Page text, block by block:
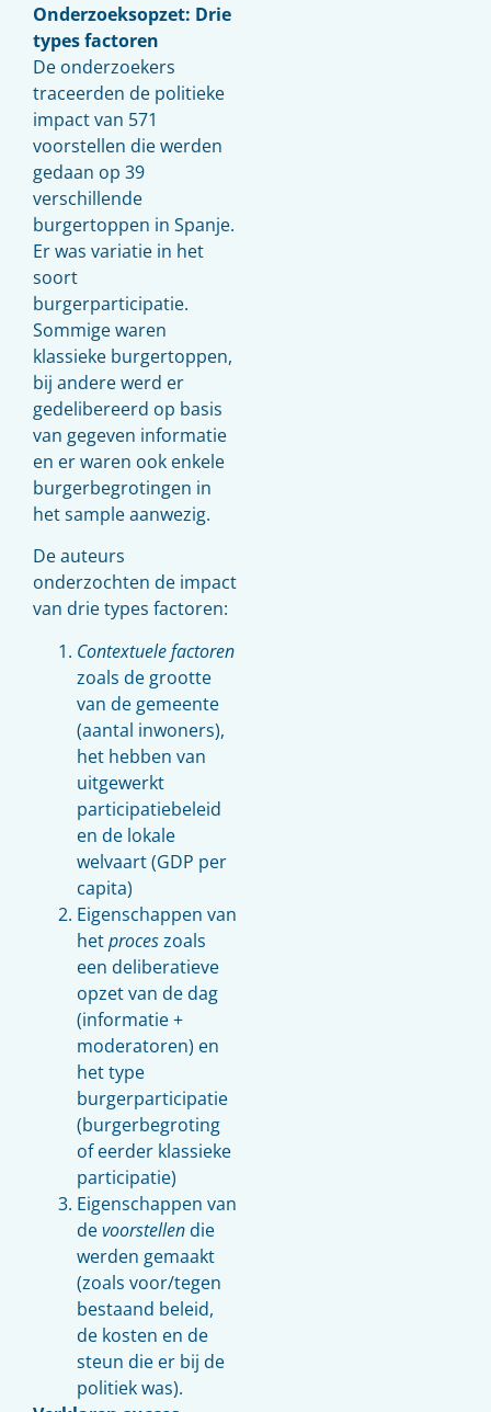
Onderzoeksopzet: Drie
types factoren
De onderzoekers
traceerden de politieke
impact van 571
voorstellen die werden
gedaan op 39
verschillende
burgertoppen in Spanje.
Er was variatie in het
soort
burgerparticipatie.
Sommige waren
klassieke burgertoppen,
bij andere werd er
gedelibereerd op basis
van gegeven informatie
en er waren ook enkele
burgerbegrotingen in
het sample aanwezig.
De auteurs
onderzochten de impact
van drie types factoren:
Contextuele factoren
zoals de grootte
van de gemeente
(aantal inwoners),
het hebben van
uitgewerkt
participatiebeleid
en de lokale
welvaart (GDP per
capita)
Eigenschappen van
hetproceszoals
een deliberatieve
opzet van de dag
(informatie +
moderatoren) en
het type
burgerparticipatie
(burgerbegroting
of eerder klassieke
participatie)
Eigenschappen van
devoorstellen die
werden gemaakt
(zoals voor/tegen
bestaand beleid,
de kosten en de
steun die er bij de
politiek was).